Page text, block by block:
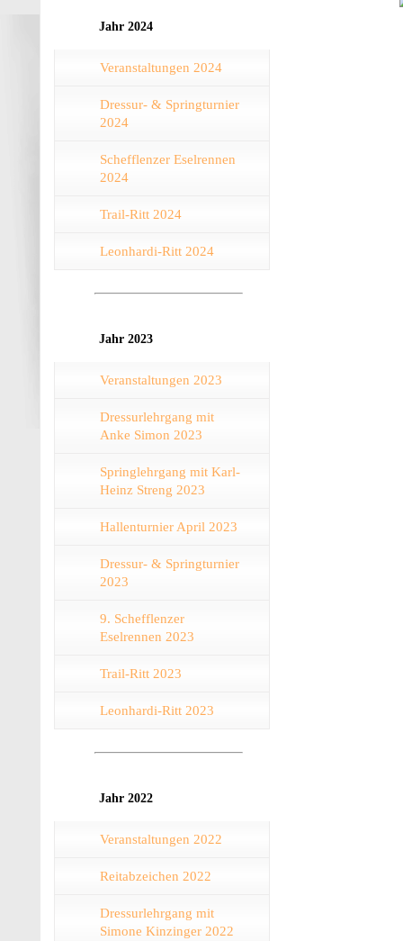
Jahr 2024
Veranstaltungen 2024
Dressur- & Springturnier
2024
Schefflenzer Eselrennen
2024
Trail-Ritt 2024
Leonhardi-Ritt 2024
Jahr 2023
Veranstaltungen 2023
Dressurlehrgang mit
Anke Simon 2023
Springlehrgang mit Karl-
Heinz Streng 2023
Hallenturnier April 2023
Dressur- & Springturnier
2023
9. Schefflenzer
Eselrennen 2023
Trail-Ritt 2023
Leonhardi-Ritt 2023
Jahr 2022
Veranstaltungen 2022
Reitabzeichen 2022
Dressurlehrgang mit
Simone Kinzinger 2022